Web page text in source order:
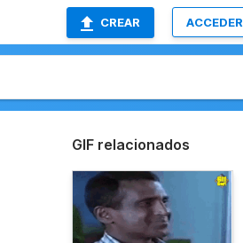
CREAR ACCEDER
GIF relacionados